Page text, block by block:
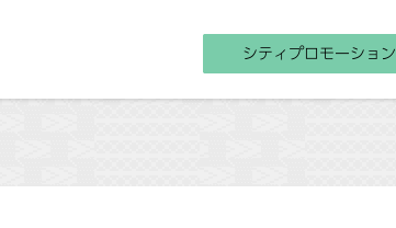
シティプロモーション